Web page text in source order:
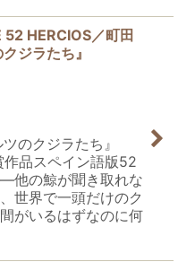
HERCIOS／町田
ジラたち』
のクジラたち』
品スペイン語版52
他の鯨が聞き取れな
世界で一頭だけのク
がいるはずなのに何